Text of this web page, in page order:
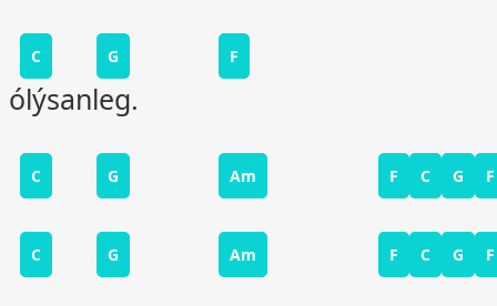
C G F
ólýsanleg.
C G Am F C G F
C G Am F C G F